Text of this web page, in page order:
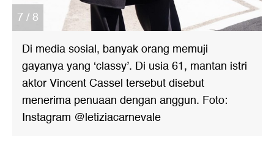
7 / 8
Di media sosial, banyak orang memuji
gayanya yang ‘classy’. Di usia 61, mantan istri
aktor Vincent Cassel tersebut disebut
menerima penuaan dengan anggun. Foto:
Instagram @letiziacarnevale